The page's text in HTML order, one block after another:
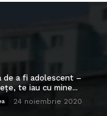
de a fi adolescent –
te iau cu mine...
24 noiembrie 2020